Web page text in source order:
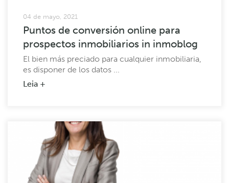
04 de mayo, 2021
Puntos de conversión online para
prospectos inmobiliarios in inmoblog
El bien más preciado para cualquier inmobiliaria,
es disponer de los datos ...
Leia +